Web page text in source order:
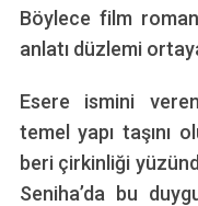
Böylece film
anlatı düzlemi
Esere ismini
temel yapı taşını
beri çirkinliği
Seniha’da bu
: